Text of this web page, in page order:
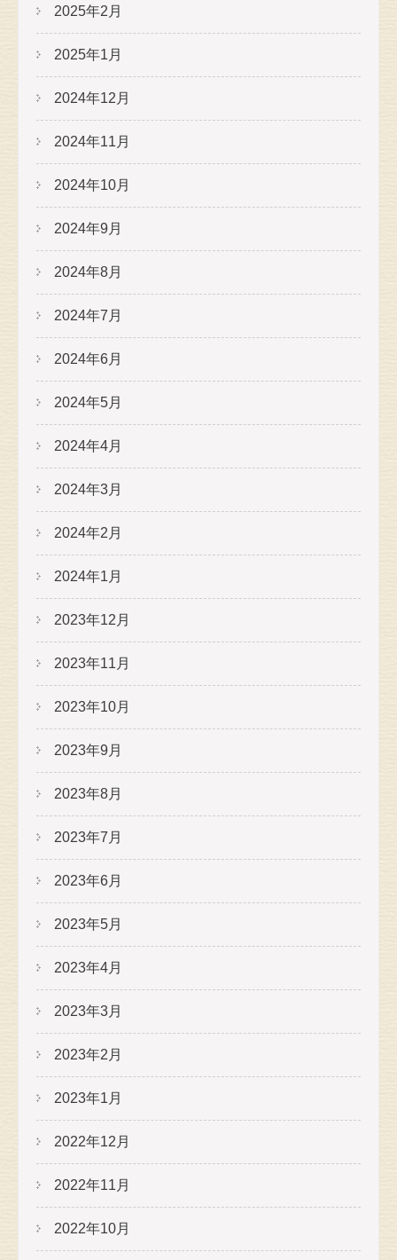
2025年2月
2025年1月
2024年12月
2024年11月
2024年10月
2024年9月
2024年8月
2024年7月
2024年6月
2024年5月
2024年4月
2024年3月
2024年2月
2024年1月
2023年12月
2023年11月
2023年10月
2023年9月
2023年8月
2023年7月
2023年6月
2023年5月
2023年4月
2023年3月
2023年2月
2023年1月
2022年12月
2022年11月
2022年10月